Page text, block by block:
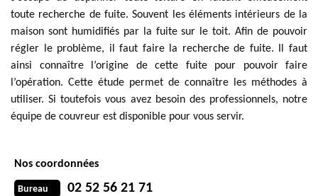
toute recherche de fuite. Souvent les éléments intérieurs de la
maison sont humidifiés par la fuite sur le toit. Afin de pouvoir
régler le problème, il faut faire la recherche de fuite. Il faut
ainsi connaître l’origine de cette fuite pour pouvoir faire
l’opération. Cette étude permet de connaître les méthodes à
utiliser. Si toutefois vous avez besoin des professionnels, notre
équipe de couvreur est disponible pour vous servir.
Nos coordonnées
Bureau 02 52 56 21 71